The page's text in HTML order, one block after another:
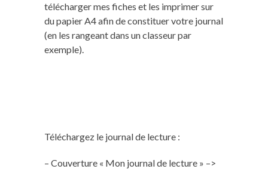
télécharger mes fiches et les imprimer sur
du papier A4 afin de constituer votre journal
(en les rangeant dans un classeur par
exemple).
Téléchargez le journal de lecture :
– Couverture « Mon journal de lecture » –>